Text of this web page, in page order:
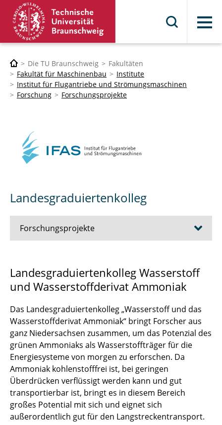
Menü
Die TU Braunschweig
Fakultäten
Fakultät für Maschinenbau
Institute
Institut für Flugantriebe und Strömungsmaschinen
Forschung
Forschungsprojekte
Landesgraduiertenkolleg
Forschungsprojekte
ATLAS
AWARE-LuA
AVACON
CICLOP
DEFCA
DISPROP
DRUDRAV
Landesgraduiertenkolleg Wasserstoff
und Wasserstoffderivat Ammoniak
Das Landesgraduiertenkolleg „Wasserstoff und das
Wasserstoffderivat Ammoniak“ bringt Forscher aus
ganz Niedersachsen zusammen, um das Potenzial des
grünen Ammoniaks als Wasserstoffträger für die
Energiesysteme von morgen zu erforschen. Da
Ammoniak kohlenstofffrei ist, bei geringen
Überdrücken verflüssigt werden kann und gut
transportierbar ist, bringt es in diesem Bereich
großes Potential mit sich und eignet sich
außerordentlich gut für den Langstreckentransport.